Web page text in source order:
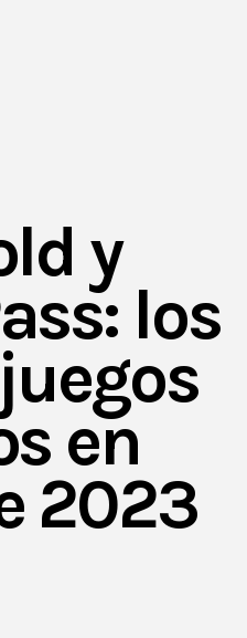
y
los
en
2023